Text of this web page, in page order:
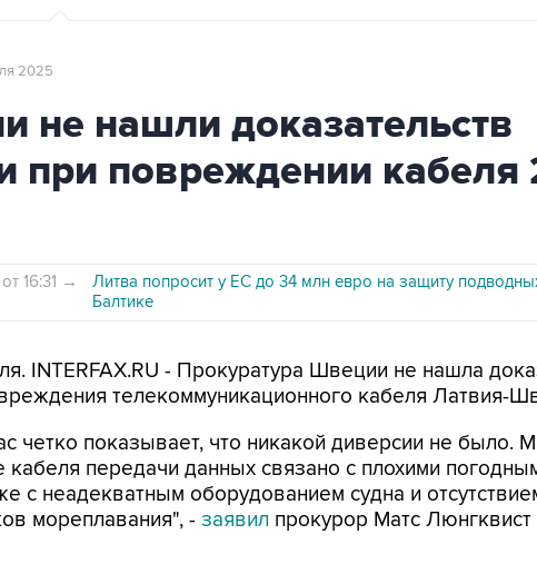
2025
не нашли доказательств
при повреждении кабеля
16:31 →
Литва попросит у ЕС до 34 млн евро на защиту
Балтике
INTERFAX.RU - Прокуратура Швеции не нашла
телекоммуникационного кабеля Латвия-
четко показывает, что никакой диверсии не было.
передачи данных связано с плохими
с неадекватным оборудованием судна и
мореплавания", - заявил прокурор Матс